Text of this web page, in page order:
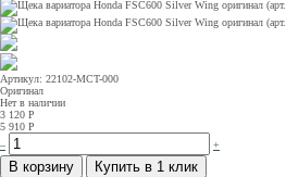
Артикул: 22102-MCT-000
Оригинал
Нет в наличии
3 120 Р
5 910 Р
–
+